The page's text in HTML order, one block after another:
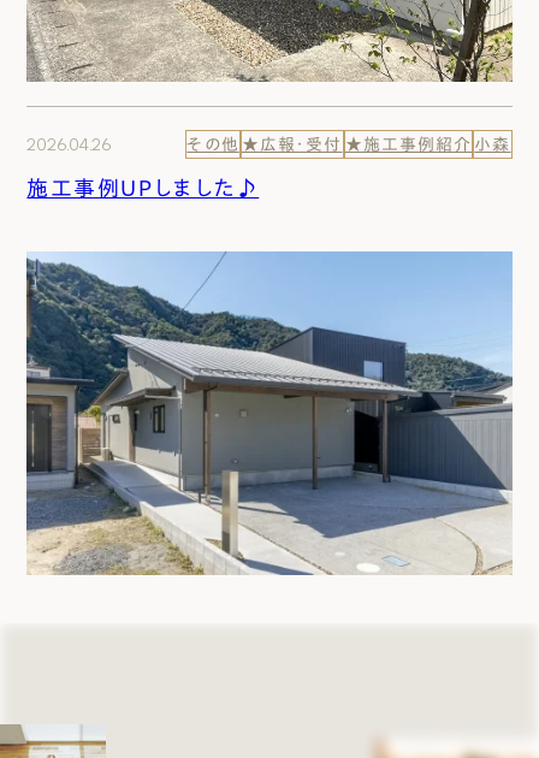
2026.04.26 その他 ★広報・受付 ★施工事例紹介 小森
施工事例UPしました♪